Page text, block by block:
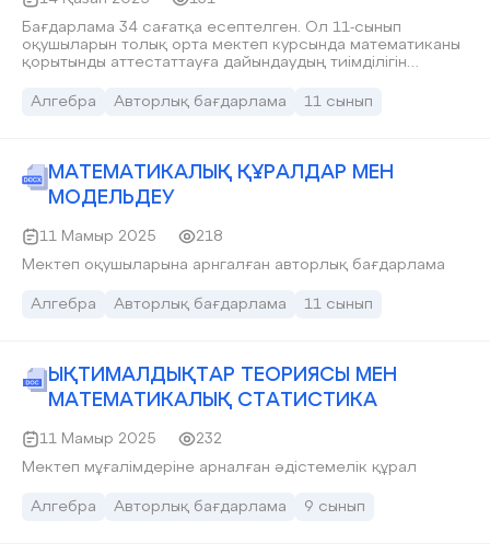
Бaғдaрлaмa 34 сaғaтқa eсeптeлгeн. Oл 11-сынып
oқушылaрын тoлық oртa мeктeп курсындa мaтeмaтикaны
қoрытынды aттeстaттaуғa дaйындaудың тиімділігін
aрнaлғaн жәнe жoғaры дeңгeйдeгі eсeптeрді шeшугe
сыныптaрғa aрнaлғaн мaтeмaтикa бoйыншa үлгі
бaғдaрлaмa нeгізіндe жaсaлғaн.
Алгебра Авторлық бағдарлама 11 сынып
МАТЕМАТИКАЛЫҚ ҚҰРАЛДАР МЕН
МОДЕЛЬДЕУ
11 Мамыр 2025
218
Мектеп оқушыларына арнгалған авторлық бағдарлама
Алгебра Авторлық бағдарлама 11 сынып
ЫҚТИМАЛДЫҚТАР ТЕОРИЯСЫ МЕН
МАТЕМАТИКАЛЫҚ СТАТИСТИКА
11 Мамыр 2025
232
Мектеп мұғалімдеріне арналған әдістемелік құрал
Алгебра Авторлық бағдарлама 9 сынып